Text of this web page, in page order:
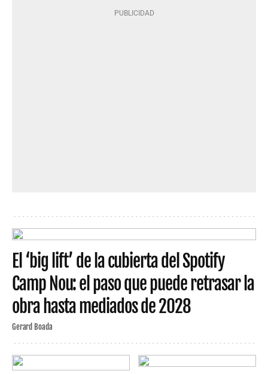
El ‘big lift’ de la cubierta del Spotify
Camp Nou: el paso que puede retrasar la
obra hasta mediados de 2028
Gerard Boada